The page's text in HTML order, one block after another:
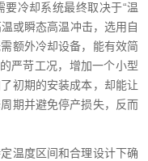
冷却系统最终取决于“温
或瞬态高温冲击，选用自
额外冷却设备，能有效简
严苛工况，增加一个小型
初期的安装成本，却能让
期并避免停产损失，反而
温度区间和合理设计下确